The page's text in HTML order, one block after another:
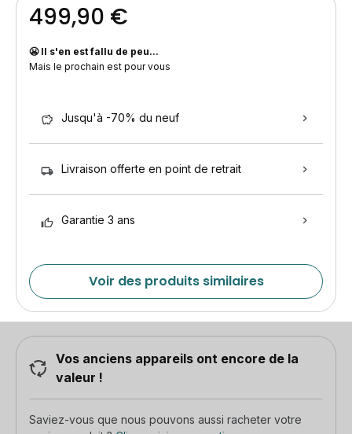
499,90 €
😬 Il s'en est fallu de peu...
Mais le prochain est pour vous
Jusqu'à -70% du neuf
Livraison offerte en point de retrait
Garantie 3 ans
Voir des produits similaires
Vos anciens appareils ont encore de la
valeur !
Saviez-vous que nous pouvons aussi racheter votre